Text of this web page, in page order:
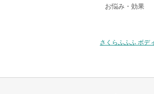
お悩み・効果
さくらふふふ ボデ